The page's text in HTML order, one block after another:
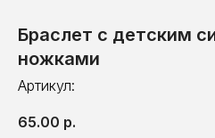
Браслет с детским
ножками
Артикул:
65.00 р.